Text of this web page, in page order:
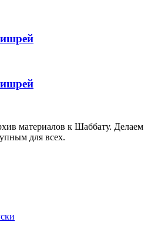
материалов к Шаббату. Делаем
для всех.